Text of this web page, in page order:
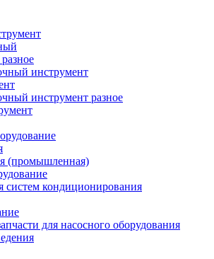
инструмент
инструмент разное
(промышленная)
кондиционирования
для насосного оборудования